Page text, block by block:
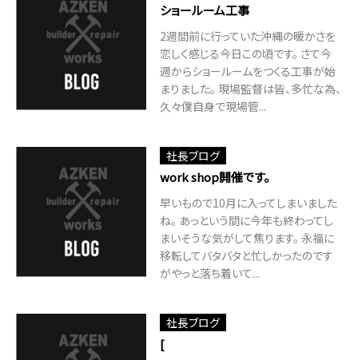
ショールーム工事
2週間前に行っていた沖縄の暖かさを
恋しく感じる今日この頃です。 さて今
週からショールームをつくる工事が始
まりました。 現場監督は皆、多忙な為、
久々僕自身で現場管...
社長ブログ
work shop開催です。
早いもので10月に入ってしまいました
ね。 あっという間に今年も終わってし
まいそうな気がして焦ります。 永福に
移転してバタバタと忙しかったのです
がやっと落ち着いて...
社長ブログ
[